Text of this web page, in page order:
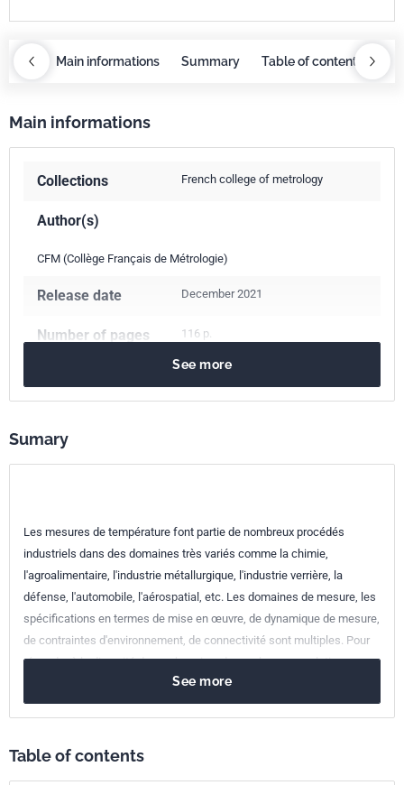
Main informations Summary Table of contents
Main informations
Collections French college of metrology
Author(s)
CFM (Collège Français de Métrologie)
Release date December 2021
Number of pages 116 p.
978-2-12-465794-0
ICS Codes
See more
Sumary
Les mesures de température font partie de nombreux procédés
industriels dans des domaines très variés comme la chimie,
l'agroalimentaire, l'industrie métallurgique, l'industrie verrière, la
défense, l'automobile, l'aérospatial, etc. Les domaines de mesure, les
spécifications en termes de mise en œuvre, de dynamique de mesure,
de contraintes d'environnement, de connectivité sont multiples. Pour
répondre à la diversité de ces besoins, de nombreuses solutions
existent : les capteurs traditionnels tels que les sondes
thermorésistives et les couples thermoélectriques, pour les mesures
mesure du rayonnement thermique (pyrométrie optique,
See more
Table of contents